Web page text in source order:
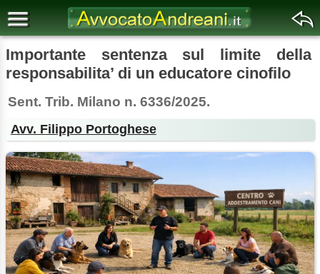
Importante sentenza sul limite della
responsabilita’ di un educatore cinofilo
Sent. Trib. Milano n. 6336/2025.
Avv. Filippo Portoghese